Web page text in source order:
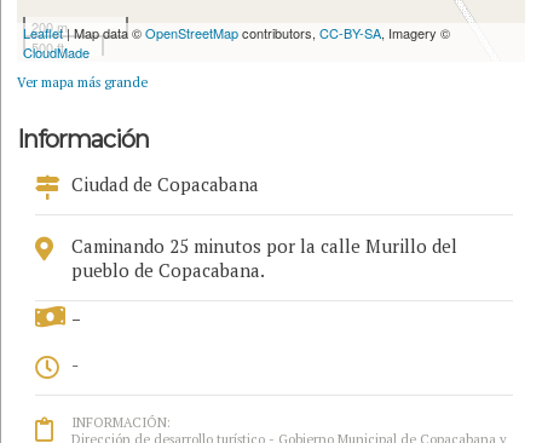
200 m
500 ft
Leaflet| Map data ©OpenStreetMapcontributors,CC-BY-SA, Imagery ©
CloudMade
Ver mapa más grande
Información
Ciudad de Copacabana
Caminando 25 minutos por la calle Murillo del
pueblo de Copacabana.
-
-
INFORMACIÓN: